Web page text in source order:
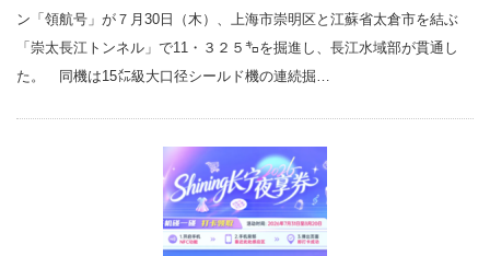
ン「領航号」が７月30日（木）、上海市崇明区と江蘇省太倉市を結ぶ
「崇太長江トンネル」で11・３２５㌔を掘進し、長江水域部が貫通し
た。 同機は15㍍級大口径シールド機の連続掘…